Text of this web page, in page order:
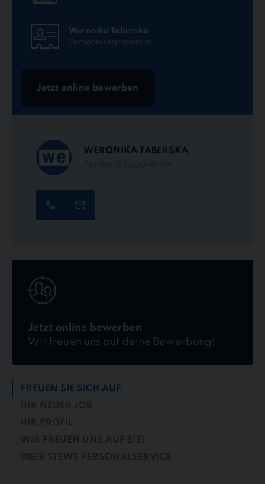
Weronika Taberska
Personaldisponentin
Jetzt online bewerben
WERONIKA TABERSKA
Jetzt online bewerben
Wir freuen uns auf deine Bewerbung!
online
bewerben
FREUEN SIE SICH AUF